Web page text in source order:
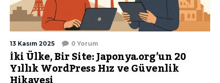
13 Kasım 2025 0 Yorum
İki Ülke, Bir Site: Japonya.org’un 20
Yıllık WordPress Hız ve Güvenlik